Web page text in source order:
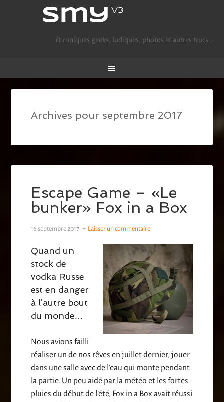
chroniques geeks, ludiques, photos et autres trucs…
Archives pour septembre 2017
Escape Game – «Le
bunker» Fox in a Box
16 septembre 2017 Laisser un commentaire
Quand un
stock de
vodka Russe
est en danger
à l’autre bout
du monde…
Nous avions failli
réaliser un de nos rêves en juillet dernier, jouer
dans une salle avec de l’eau qui monte pendant
la partie. Un peu aidé par la météo et les fortes
pluies du début de l’été, Fox in a Box avait réussi